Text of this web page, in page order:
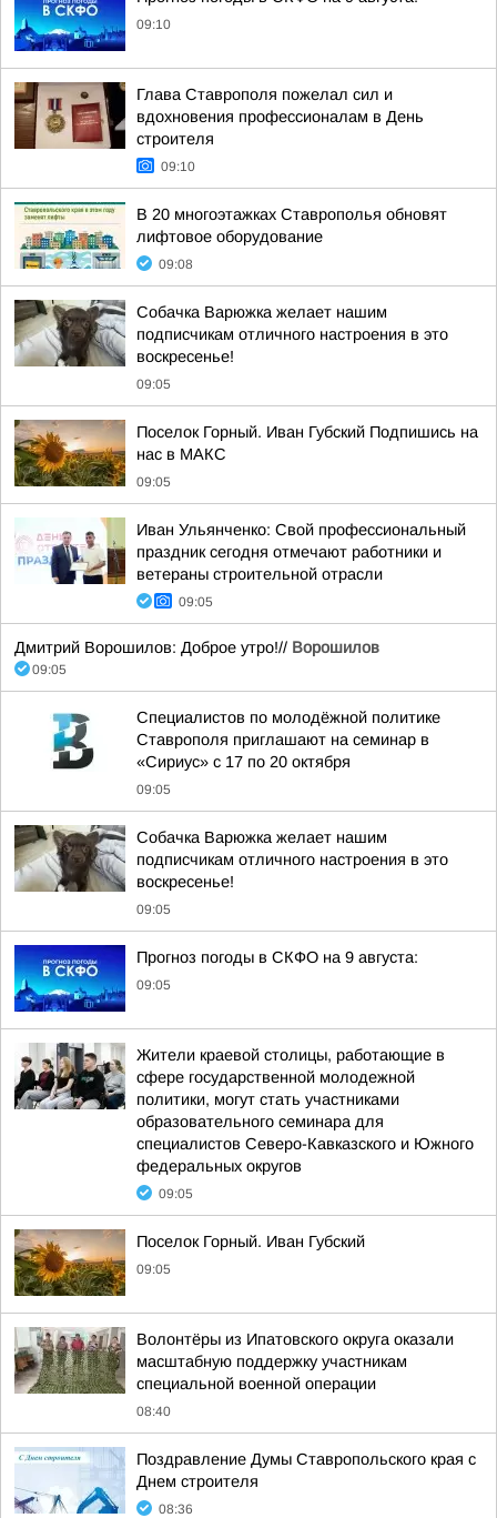
09:10
Глава Ставрополя пожелал сил и
вдохновения профессионалам в День
строителя
09:10
В 20 многоэтажках Ставрополья обновят
лифтовое оборудование
09:08
Собачка Варюжка желает нашим
подписчикам отличного настроения в это
воскресенье!
09:05
Поселок Горный. Иван Губский Подпишись на
нас в МАКС
09:05
Иван Ульянченко: Свой профессиональный
праздник сегодня отмечают работники и
ветераны строительной отрасли
09:05
Дмитрий Ворошилов: Доброе утро!// Ворошилов
09:05
Специалистов по молодёжной политике
Ставрополя приглашают на семинар в
«Сириус» с 17 по 20 октября
09:05
Собачка Варюжка желает нашим
подписчикам отличного настроения в это
воскресенье!
09:05
Прогноз погоды в СКФО на 9 августа:
09:05
Жители краевой столицы, работающие в
сфере государственной молодежной
политики, могут стать участниками
образовательного семинара для
специалистов Северо-Кавказского и Южного
федеральных округов
09:05
Поселок Горный. Иван Губский
09:05
Волонтёры из Ипатовского округа оказали
масштабную поддержку участникам
специальной военной операции
08:40
Поздравление Думы Ставропольского края с
Днем строителя
08:36